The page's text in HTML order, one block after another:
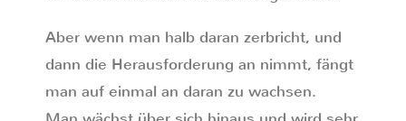
Aber wenn man halb daran zerbricht, und
dann die Herausforderung an nimmt, fängt
man auf einmal an daran zu wachsen.